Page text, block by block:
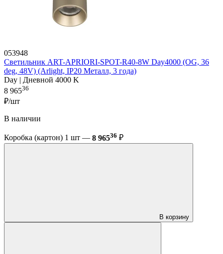
053948
Светильник ART-APRIORI-SPOT-R40-8W Day4000 (OG, 36
deg, 48V) (Arlight, IP20 Металл, 3 года)
Day | Дневной 4000 K
8 96536
₽/шт
В наличии
Коробка (картон) 1 шт — 8 96536 ₽
В корзину